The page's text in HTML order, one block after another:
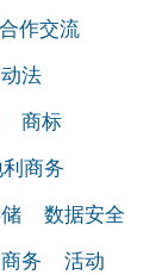
作交流
法
商标
商务
数据安全
务
活动